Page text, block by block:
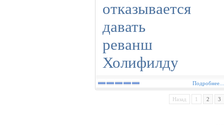
Подробнее...
Назад 1 2 3